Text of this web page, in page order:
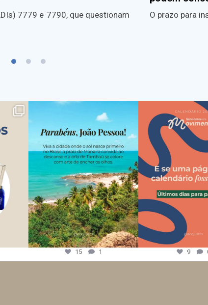
7779 e 7790, que questionam
O prazo para
15 1 9